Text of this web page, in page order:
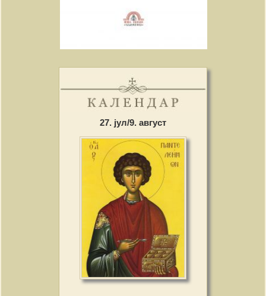
27. јул/9. август